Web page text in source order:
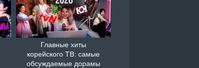
Главные хиты
корейского ТВ: самые
обсуждаемые дорамы